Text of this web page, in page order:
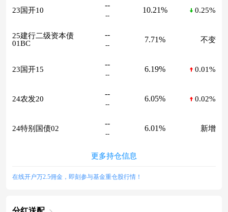
23国开10
--
--
10.21% 0.25%
25建行二级资本债
01BC
--
--
7.71% 不变
23国开15
--
--
6.19% 0.01%
24农发20
--
--
6.05% 0.02%
24特别国债02
--
--
6.01% 新增
更多持仓信息
在线开户万2.5佣金，即刻参与基金重仓股行情！